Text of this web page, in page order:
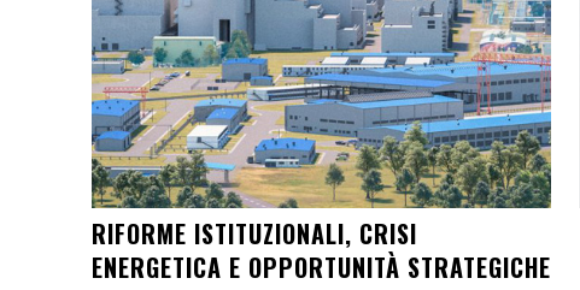
RIFORME ISTITUZIONALI, CRISI
ENERGETICA E OPPORTUNITÀ STRATEGICHE